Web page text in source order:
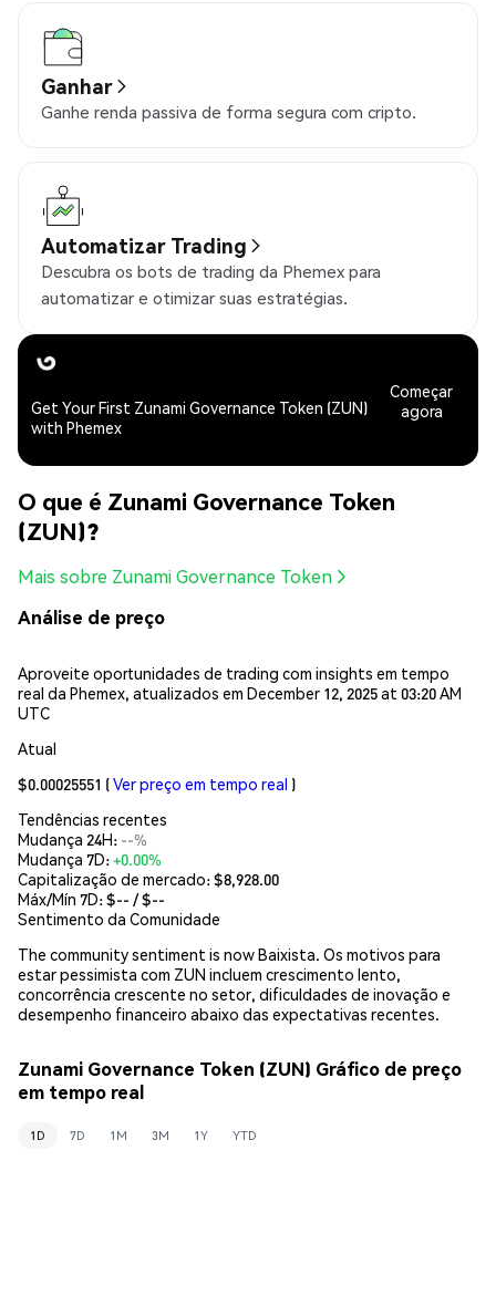
Ganhar
Ganhe renda passiva de forma segura com cripto.
Automatizar Trading
Descubra os bots de trading da Phemex para
automatizar e otimizar suas estratégias.
Get Your First Zunami Governance Token (ZUN)
with Phemex
Começar
agora
O que é Zunami Governance Token
(ZUN)?
Mais sobre Zunami Governance Token
Análise de preço
Aproveite oportunidades de trading com insights em tempo
real da Phemex, atualizados em December 12, 2025 at 03:20 AM
UTC
Atual
$0.00025551 (Ver preço em tempo real )
Tendências recentes
Mudança 24H: --%
Mudança 7D:+0.00%
Capitalização de mercado:$8,928.00
Máx/Mín 7D: $-- / $--
Sentimento da Comunidade
The community sentiment is now Baixista. Os motivos para
estar pessimista com ZUN incluem crescimento lento,
concorrência crescente no setor, dificuldades de inovação e
desempenho financeiro abaixo das expectativas recentes.
Zunami Governance Token (ZUN) Gráfico de preço
em tempo real
1D 7D 1M 3M 1Y YTD